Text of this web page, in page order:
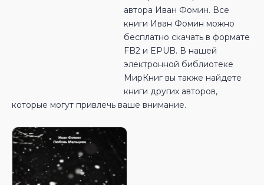
автора Иван Фомин. Все
книги Иван Фомин можно
бесплатно скачать в формате
FB2 и EPUB. В нашей
электронной библиотеке
МирКниг вы также найдете
книги других авторов,
которые могут привлечь ваше внимание.